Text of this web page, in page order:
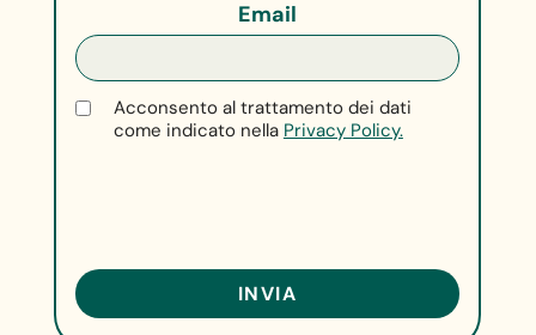
Email
Acconsento al trattamento dei dati
come indicato nella Privacy Policy.